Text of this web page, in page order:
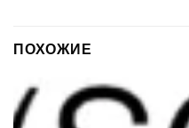
ПОХОЖИЕ